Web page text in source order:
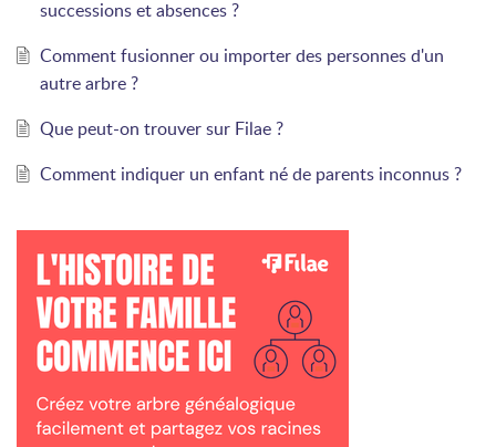
successions et absences ?
Comment fusionner ou importer des personnes d'un
autre arbre ?
Que peut-on trouver sur Filae ?
Comment indiquer un enfant né de parents inconnus ?